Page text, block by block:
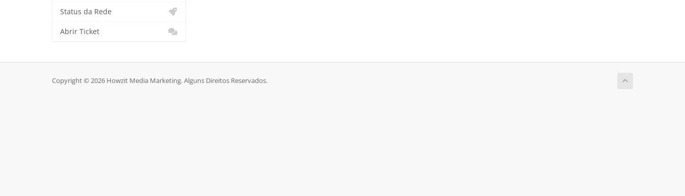
Status da Rede
Abrir Ticket
Copyright © 2026 Howzit Media Marketing. Alguns Direitos Reservados.